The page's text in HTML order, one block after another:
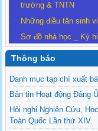
trường & TNTN
Những điều tân sinh
Sơ đồ nhà học _ Ký
Thông báo
Danh mục tạp chí xuất
Bản tin Hoạt động Đảng
Hội nghị Nghiên Cứu,
Toàn Quốc Lần thứ XIV.